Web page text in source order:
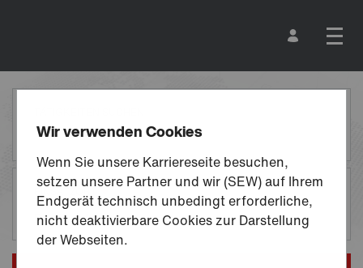
Tätigkeiten
Tätigkeit,
Skill,
Ort,
Bundesland,
Land
Wir verwenden Cookies
Wenn Sie unsere Karriereseite besuchen,
setzen unsere Partner und wir (SEW) auf Ihrem
Endgerät technisch unbedingt erforderliche,
nicht deaktivierbare Cookies zur Darstellung
der Webseiten.